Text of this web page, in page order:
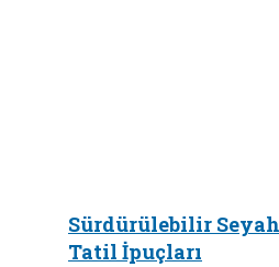
Sürdürülebilir
Tatil İpuçları